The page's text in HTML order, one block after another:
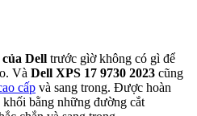
Dell trước gìờ không có gì để
Và Dell XPS 17 9730 2023 cũng
cấp và sang trong. Được hoàn
bằng những đường cắt